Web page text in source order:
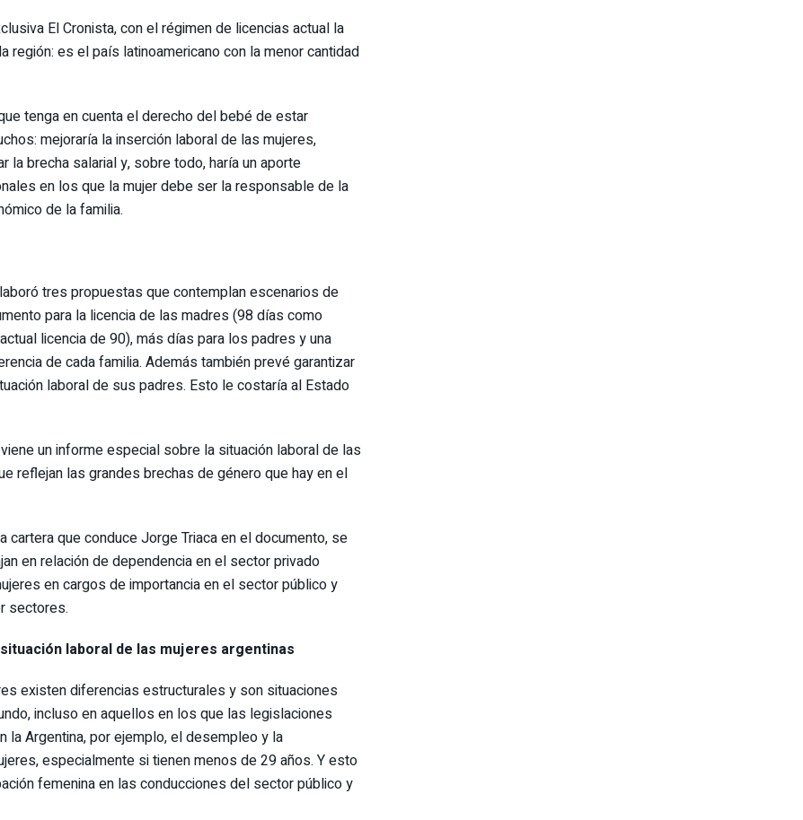
El Cronista, con el régimen de licencias actual la
región: es el país latinoamericano con la menor cantidad
tenga en cuenta el derecho del bebé de estar
mejoraría la inserción laboral de las mujeres,
la brecha salarial y, sobre todo, haría un aporte
en los que la mujer debe ser la responsable de la
de la familia.
tres propuestas que contemplan escenarios de
para la licencia de las madres (98 días como
licencia de 90), más días para los padres y una
de cada familia. Además también prevé garantizar
laboral de sus padres. Esto le costaría al Estado
un informe especial sobre la situación laboral de las
reflejan las grandes brechas de género que hay en el
que conduce Jorge Triaca en el documento, se
en relación de dependencia en el sector privado
en cargos de importancia en el sector público y
sectores.
laboral de las mujeres argentinas
existen diferencias estructurales y son situaciones
incluso en aquellos en los que las legislaciones
la Argentina, por ejemplo, el desempleo y la
especialmente si tienen menos de 29 años. Y esto
femenina en las conducciones del sector público y